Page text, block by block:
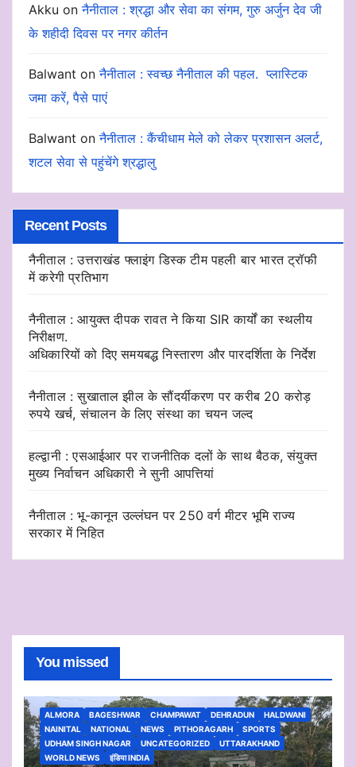
Akku onनैनीताल : श्रद्धा और सेवा का संगम, गुरु अर्जुन देव जी
के शहीदी दिवस पर नगर कीर्तन
Balwant onनैनीताल : स्वच्छ नैनीताल की पहल. प्लास्टिक
जमा करें, पैसे पाएं
Balwant onनैनीताल : कैंचीधाम मेले को लेकर प्रशासन अलर्ट,
शटल सेवा से पहुंचेंगे श्रद्धालु
Recent Posts
नैनीताल : उत्तराखंड फ्लाइंग डिस्क टीम पहली बार भारत ट्रॉफी
में करेगी प्रतिभाग
नैनीताल : आयुक्त दीपक रावत ने किया SIR कार्यों का स्थलीय
निरीक्षण.
अधिकारियों को दिए समयबद्ध निस्तारण और पारदर्शिता के निर्देश
नैनीताल : सुखाताल झील के सौंदर्यीकरण पर करीब 20 करोड़
रुपये खर्च, संचालन के लिए संस्था का चयन जल्द
हल्द्वानी : एसआईआर पर राजनीतिक दलों के साथ बैठक, संयुक्त
मुख्य निर्वाचन अधिकारी ने सुनी आपत्तियां
नैनीताल : भू-कानून उल्लंघन पर 250 वर्ग मीटर भूमि राज्य
सरकार में निहित
You missed
ALMORA BAGESHWAR CHAMPAWAT DEHRADUN
HALDWANI
NAINITAL
NATIONAL NEWS PITHORAGARH
SPORTS
UDHAM SINGH NAGAR
UNCATEGORIZED
UTTARAKHAND
WORLD NEWS
इंडिया INDIA